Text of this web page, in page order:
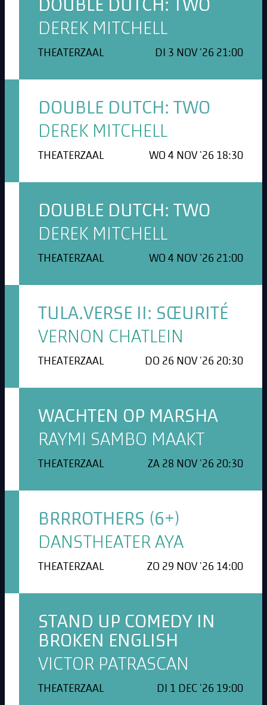
DOUBLE DUTCH: TWO
DEREK MITCHELL
THEATERZAAL DI 3 NOV '26 21:00
DOUBLE DUTCH: TWO
DEREK MITCHELL
THEATERZAAL WO 4 NOV '26 18:30
DOUBLE DUTCH: TWO
DEREK MITCHELL
THEATERZAAL WO 4 NOV '26 21:00
TULA.VERSE II: SŒURITÉ
VERNON CHATLEIN
THEATERZAAL DO 26 NOV '26 20:30
WACHTEN OP MARSHA
RAYMI SAMBO MAAKT
THEATERZAAL ZA 28 NOV '26 20:30
BRRROTHERS (6+)
DANSTHEATER AYA
THEATERZAAL ZO 29 NOV '26 14:00
STAND UP COMEDY IN
BROKEN ENGLISH
VICTOR PATRASCAN
THEATERZAAL DI 1 DEC '26 19:00